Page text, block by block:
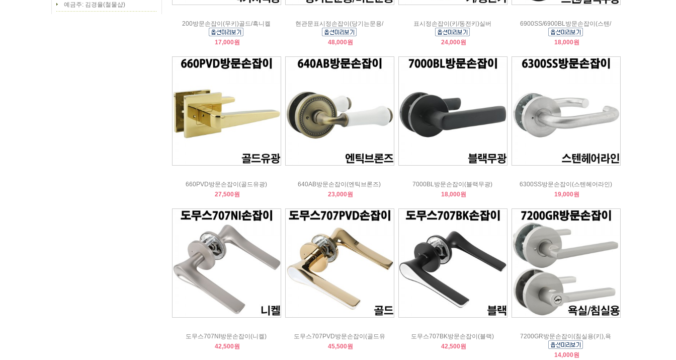
예금주: 김경율(철물샵)
200방문손잡이(무키)골드/흑니켈
17,000원
현관문표시정손잡이(당기는문용/
48,000원
표시정손잡이(키/동전키)실버
24,000원
6900SS/6900BL방문손잡이(스텐/
18,000원
660PVD방문손잡이(골드유광)
27,500원
640AB방문손잡이(엔틱브론즈)
23,000원
7000BL방문손잡이(블랙무광)
18,000원
6300SS방문손잡이(스텐헤어라인)
19,000원
도무스707NI방문손잡이(니켈)
42,500원
도무스707PVD방문손잡이(골드유
45,500원
도무스707BK방문손잡이(블랙)
42,500원
7200GR방문손잡이(침실용(키),욕
14,000원